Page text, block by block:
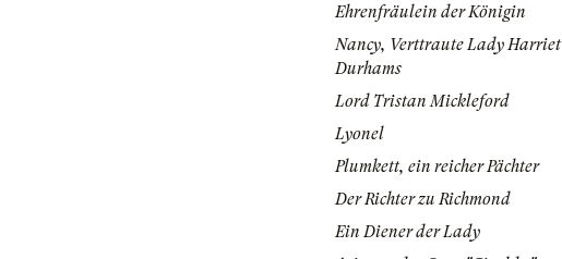
Ehrenfräulein der Königin
Nancy, Verttraute Lady Harriet
Durhams
Lord Tristan Mickleford
Lyonel
Plumkett, ein reicher Pächter
Der Richter zu Richmond
Ein Diener der Lady